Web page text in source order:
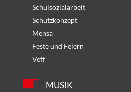
Schulsozialarbeit
Schutzkonzept
Mensa
Feste und Feiern
Veff
MUSIK